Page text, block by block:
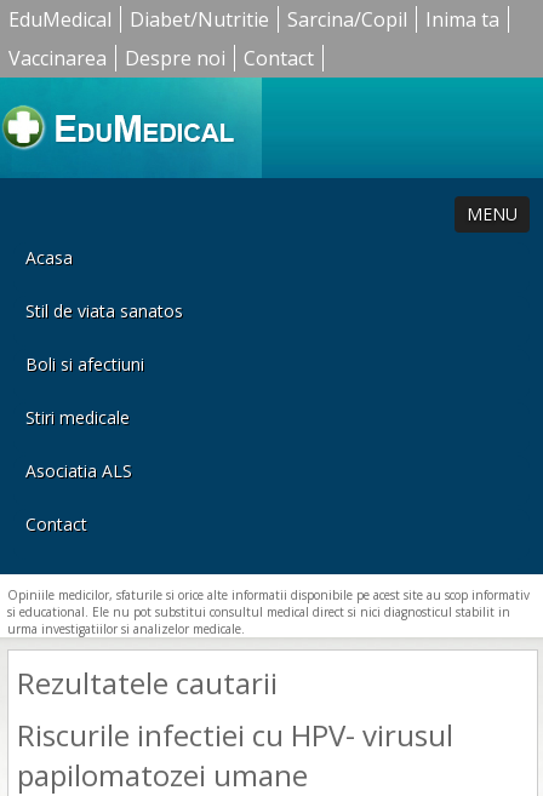
EduMedical Diabet/Nutritie Sarcina/Copil
Inima ta
Vaccinarea
Despre noi Contact
MENU
Acasa
Stil de viata sanatos
Boli si afectiuni
Stiri medicale
Asociatia ALS
Contact
Opiniile medicilor, sfaturile si orice alte informatii disponibile pe acest site au scop informativ
si educational. Ele nu pot substitui consultul medical direct si nici diagnosticul stabilit in
urma investigatiilor si analizelor medicale.
Rezultatele cautarii
Riscurile infectiei cu HPV- virusul
papilomatozei umane